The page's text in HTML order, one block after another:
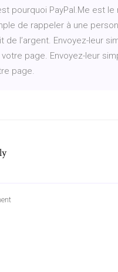
pourquoi PayPal.Me est
de rappeler à une
de l’argent. Envoyez-leur
page. Envoyez-leur
page.